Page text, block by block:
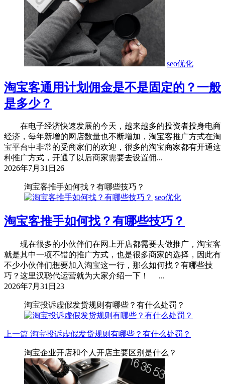
seo优化
淘宝客通用计划佣金是不是固定的？一般
是多少？
在电子经济快速发展的今天，越来越多的投资者投身电商
经济，每年新增的网店数量也不断增加，淘宝客推广方式在淘
宝平台中非常的受商家们的欢迎，很多的淘宝商家都有开通这
种推广方式，开通了以后商家需要去设置佣...
2026年7月31日 26
淘宝客推手如何找？有哪些技巧？
seo优化
淘宝客推手如何找？有哪些技巧？
现在很多的小伙伴们在网上开店都需要去做推广，淘宝客
就是其中一项不错的推广方式，也是很多商家的选择，因此有
不少小伙伴们想要加入淘宝这一行，那么如何找？有哪些技
巧？这里汉聪代运营就为大家介绍一下！ ...
2026年7月31日 23
淘宝投诉虚假发货规则有哪些？有什么处罚？
上一篇 淘宝投诉虚假发货规则有哪些？有什么处罚？
淘宝企业开店和个人开店主要区别是什么？